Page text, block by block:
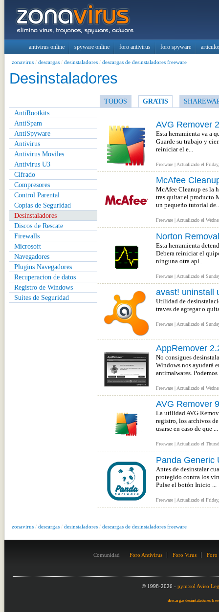
antivirus online spyware online foro antivirus foro spyware
zonavirus / descargas / desinstaladores / descargas de desinstaladores freeware
Desinstaladores
AntiRootkits
AntiSpam
AntiSpyware
Antivirus
Antivirus Moviles
Antivirus U3
Cifrado
Compresores
Control Parental
Copias de Seguridad
Desinstaladores
Discos de Rescate
Firewalls
Microsoft
Navegadores
Plugins Navegadores
Recuperacion de datos
Registro de Windows
Suites de Seguridad
TODOS GRATIS
AVG Remover
Esta herramienta va a
Guarde su trabajo y
reiniciar el e...
Freeware | Actualizado el
McAfee
McAfee Cleanup es la
tras quitar el producto
un pequeño tutorial
Freeware | Actualizado el
Norton
Esta herramienta
Debera reiniciar el
ninguna otra apl...
Freeware | Actualizado el
avast! uninstall
Utilidad de
traves de agregar o
Freeware | Actualizado el
AppRemover
No consigues
Windows nos ayudará
antimalwares. Podemos
Freeware | Actualizado el
AVG Remover
La utilidad AVG
registro, los archivos
usarse en caso de que ...
Freeware | Actualizado el
Panda Generic
Antes de desinstalar
protegido contra los
Pulse el botón Inicio ...
Freeware | Actualizado el
zonavirus / descargas / desinstaladores / descargas de desinstaladores freeware
Comunidad Foro Antivirus Foro Virus Foro
© 1998-2026 - pym:sol Aviso
descargas desinstaladores